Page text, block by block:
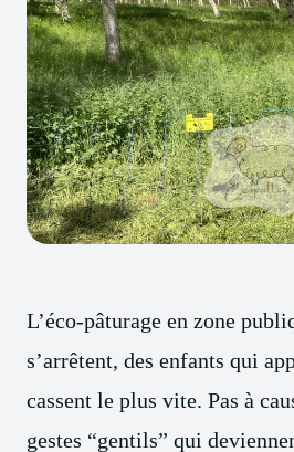
L’éco-pâturage en zone
s’arrêtent, des enfants qui
cassent le plus vite. Pas à
gestes “gentils” qui